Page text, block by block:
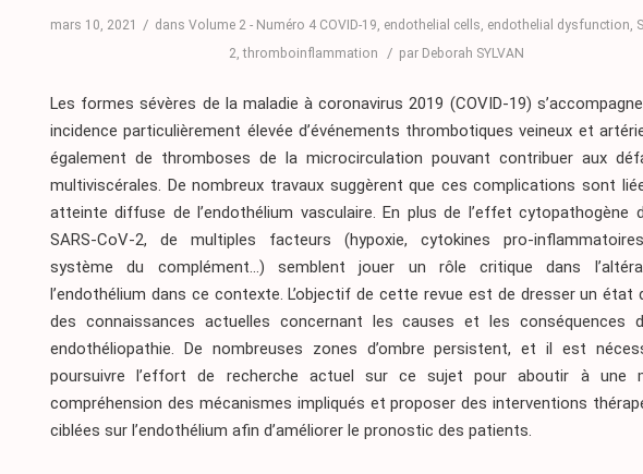
mars 10, 2021 / dans Volume 2 - Numéro 4 COVID-19, endothelial cells, endothelial dysfunction,
2,thromboinflammation / par Deborah SYLVAN
Les formes sévères de la maladie à coronavirus 2019 (COVID-19)
incidence particulièrement élevée d’événements thrombotiques veineux et
également de thromboses de la microcirculation pouvant contribuer aux
multiviscérales. De nombreux travaux suggèrent que ces complications sont
atteinte diffuse de l’endothélium vasculaire. En plus de l’effet cytopathogène
SARS-CoV-2, de multiples facteurs (hypoxie, cytokines pro-
système du complément…) semblent jouer un rôle critique dans
l’endothélium dans ce contexte. L’objectif de cette revue est de dresser un état
des connaissances actuelles concernant les causes et les conséquences
endothéliopathie. De nombreuses zones d’ombre persistent, et il est
poursuivre l’effort de recherche actuel sur ce sujet pour aboutir à une
compréhension des mécanismes impliqués et proposer des interventions
ciblées sur l’endothélium afin d’améliorer le pronostic des patients.